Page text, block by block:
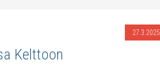
27.3.2025
Kelttoon